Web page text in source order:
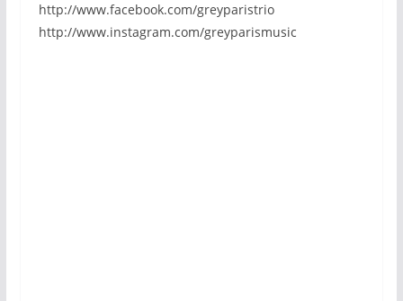
http://www.facebook.com/greyparistrio
http://www.instagram.com/greyparismusic